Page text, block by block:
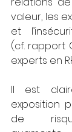
valeur, les
et
(cf. rapport
experts en
Il est
exposition
de